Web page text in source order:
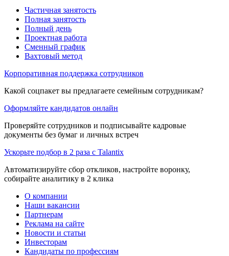
Частичная занятость
Полная занятость
Полный день
Проектная работа
Сменный график
Вахтовый метод
Корпоративная поддержка сотрудников
Какой соцпакет вы предлагаете семейным сотрудникам?
Оформляйте кандидатов онлайн
Проверяйте сотрудников и подписывайте кадровые
документы без бумаг и личных встреч
Ускорьте подбор в 2 раза с Talantix
Автоматизируйте сбор откликов, настройте воронку,
собирайте аналитику в 2 клика
О компании
Наши вакансии
Партнерам
Реклама на сайте
Новости и статьи
Инвесторам
Кандидаты по профессиям